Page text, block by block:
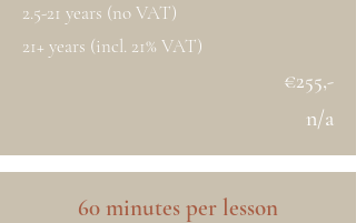
2.5-21 years (no VAT)
21+ years (incl. 21% VAT)
€255,-
n/a
60 minutes per lesson